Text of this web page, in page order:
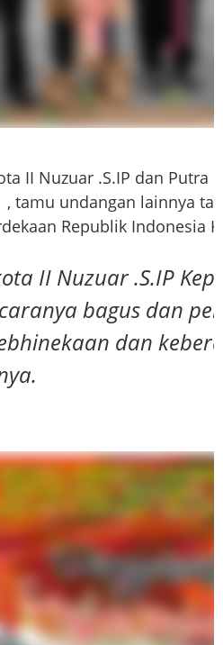
II Nuzuar .S.IP dan Putra
, tamu undangan lainnya
Republik Indonesia
II Nuzuar .S.IP
bagus dan
dan